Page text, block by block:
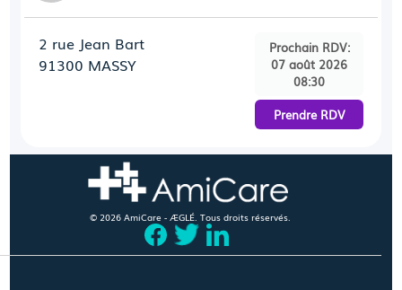
2 rue Jean Bart
91300 MASSY
Prochain RDV:
07 août 2026
08:30
Prendre RDV
© 2026 AmiCare - ÆGLÉ. Tous droits réservés.